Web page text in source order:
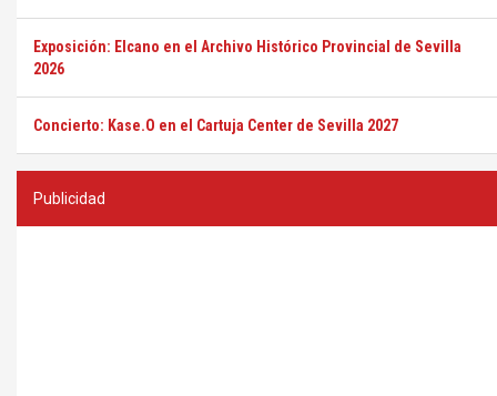
Exposición: Elcano en el Archivo Histórico Provincial de Sevilla
2026
Concierto: Kase.O en el Cartuja Center de Sevilla 2027
Publicidad